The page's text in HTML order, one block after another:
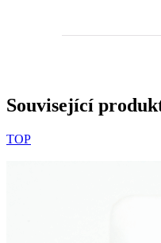
Související
TOP